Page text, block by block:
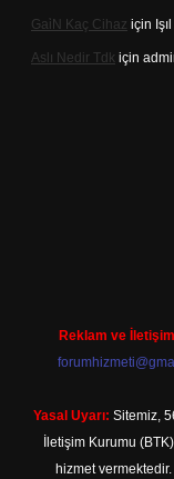
Gai̇N Kaç Cihaz için Işıl
Aslı Nedir Tdk için
Reklam ve
Yasal Uyarı: Sitemiz,
İletişim Kurumu
hizmet